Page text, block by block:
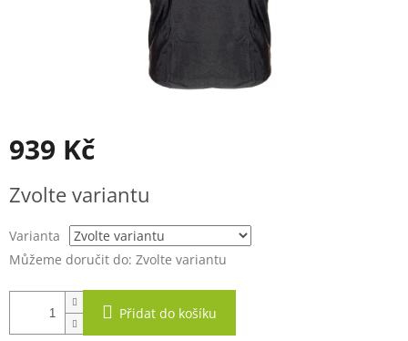
939 Kč
cena:
Zvolte variantu
Varianta
Můžeme doručit do: Zvolte variantu
Přidat do košíku